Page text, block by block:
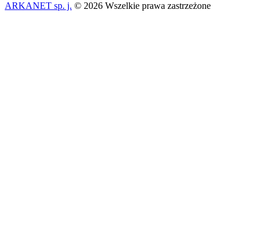
ARKANET sp. j. © 2026 Wszelkie prawa zastrzeżone